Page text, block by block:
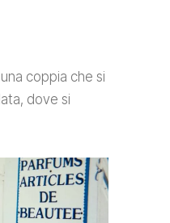
coppia che si
dove si